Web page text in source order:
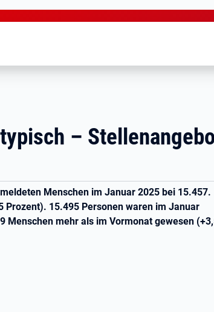
–
Menschen im Januar 2025 bei 15.457.
Prozent). 15.495 Personen waren im Januar
Menschen mehr als im Vormonat gewesen